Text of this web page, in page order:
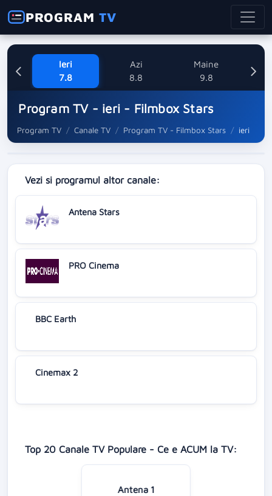
PROGRAMTV
Ieri
7.8
Azi
8.8
Maine
9.8
Program TV - ieri - Filmbox Stars
Program TV Canale TV Program TV - Filmbox Stars ieri
Vezi si programul altor canale:
Antena Stars
PRO Cinema
BBC Earth
Cinemax 2
Top 20 Canale TV Populare - Ce e ACUM la TV:
Antena 1